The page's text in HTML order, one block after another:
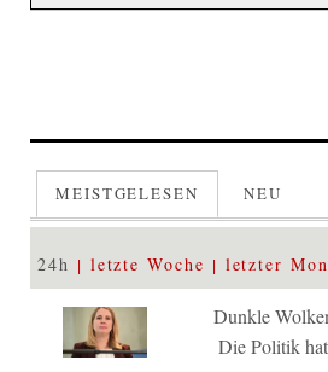
MEISTGELESEN NEU
24h letzte Woche letzter
Dunkle
Die Politik